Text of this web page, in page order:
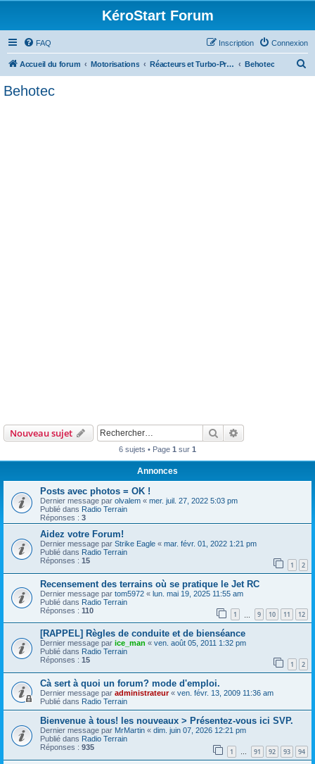
KéroStart Forum
FAQ Connexion
Inscription
Accueil du forum Motorisations Réacteurs et Turbo-Propulseurs Behotec
Behotec
Nouveau sujet Rechercher
6 sujets • Page 1 sur 1
Annonces
Posts avec photos = OK !
Dernier message par olvalem « mer. juil. 27, 2022 5:03 pm
Publié dans Radio Terrain
Réponses : 3
Aidez votre Forum!
Dernier message par Strike Eagle « mar. févr. 01, 2022 1:21 pm
Publié dans Radio Terrain
Réponses : 15 1 2
Recensement des terrains où se pratique le Jet RC
Dernier message par tom5972 « lun. mai 19, 2025 11:55 am
Publié dans Radio Terrain
Réponses : 110 1 9 10 11 12
[RAPPEL] Règles de conduite et de bienséance
Dernier message par ice_man « ven. août 05, 2011 1:32 pm
Publié dans Radio Terrain
Réponses : 15 1 2
Cà sert à quoi un forum? mode d'emploi.
Dernier message par administrateur« ven. févr. 13, 2009 11:36 am
Publié dans Radio Terrain
Bienvenue à tous! les nouveaux > Présentez-vous ici SVP.
Dernier message par MrMartin « dim. juin 07, 2026 12:21 pm
Publié dans Radio Terrain
Réponses : 935 1 … 91 92 93 94